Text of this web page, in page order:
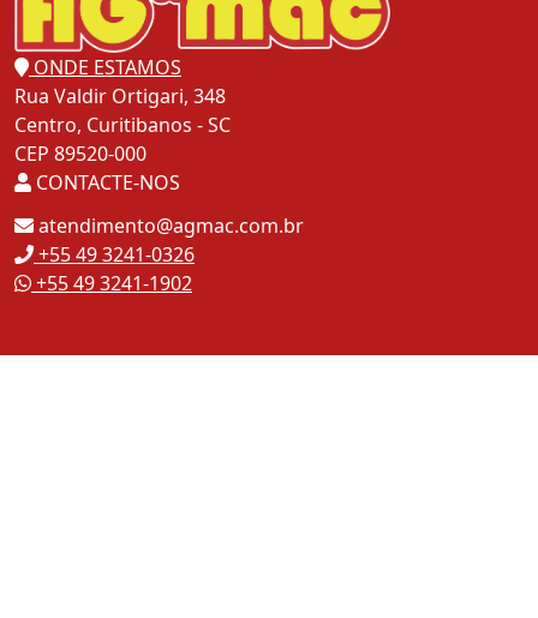
ONDE ESTAMOS
Rua Valdir Ortigari, 348
Centro, Curitibanos - SC
CEP 89520-000
CONTACTE-NOS
atendimento@agmac.com.br
+55 49 3241-0326
+55 49 3241-1902